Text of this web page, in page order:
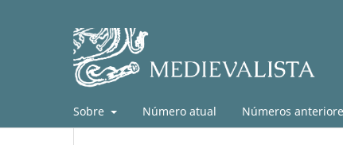
Sobre Número atual Números